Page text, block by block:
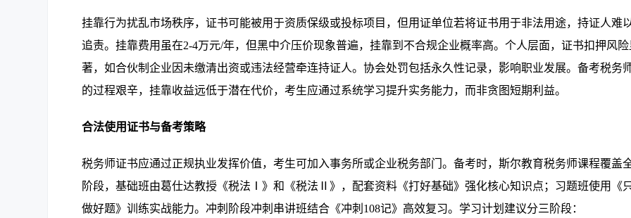
挂靠行为扰乱市场秩序，证书可能被用于资质保级或投标项目，但用证单位若将证书用于非法用途，持证人难
追责。挂靠费用虽在2-4万元/年，但黑中介压价现象普遍，挂靠到不合规企业概率高。个人层面，证书扣押风险
著，如合伙制企业因未缴清出资或违法经营牵连持证人。协会处罚包括永久性记录，影响职业发展。备考税务
的过程艰辛，挂靠收益远低于潜在代价，考生应通过系统学习提升实务能力，而非贪图短期利益。
合法使用证书与备考策略
税务师证书应通过正规执业发挥价值，考生可加入事务所或企业税务部门。备考时，斯尔教育税务师课程覆盖
阶段，基础班由葛仕达教授《税法Ⅰ》和《税法Ⅱ》，配套资料《打好基础》强化核心知识点；习题班使用《
做好题》训练实战能力。冲刺阶段冲刺串讲班结合《冲刺108记》高效复习。学习计划建议分三阶段：